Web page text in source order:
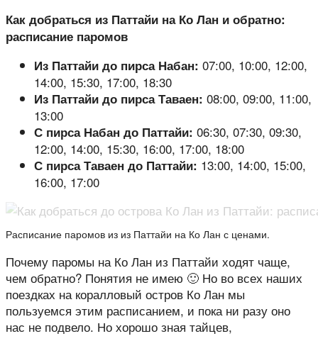
Как добраться из Паттайи на Ко Лан и обратно:
расписание паромов
Из Паттайи до пирса Набан: 07:00, 10:00, 12:00,
14:00, 15:30, 17:00, 18:30
Из Паттайи до пирса Таваен: 08:00, 09:00, 11:00,
13:00
С пирса Набан до Паттайи: 06:30, 07:30, 09:30,
12:00, 14:00, 15:30, 16:00, 17:00, 18:00
С пирса Таваен до Паттайи: 13:00, 14:00, 15:00,
16:00, 17:00
Расписание паромов из из Паттайи на Ко Лан с ценами.
Почему паромы на Ко Лан из Паттайи ходят чаще,
чем обратно? Понятия не имею 🙂 Но во всех наших
поездках на коралловый остров Ко Лан мы
пользуемся этим расписанием, и пока ни разу оно
нас не подвело. Но хорошо зная тайцев,